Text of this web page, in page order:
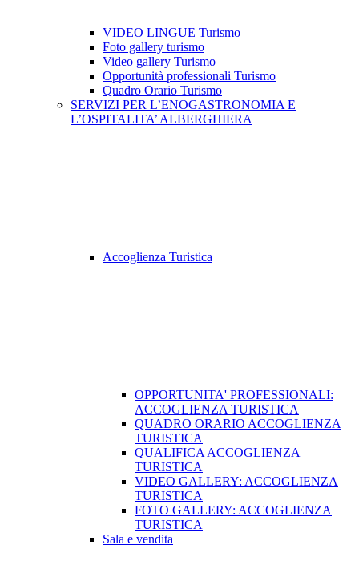
VIDEO LINGUE Turismo
Foto gallery turismo
Video gallery Turismo
Opportunità professionali Turismo
Quadro Orario Turismo
SERVIZI PER L’ENOGASTRONOMIA E
L’OSPITALITA’ ALBERGHIERA
Accoglienza Turistica
OPPORTUNITA' PROFESSIONALI:
ACCOGLIENZA TURISTICA
QUADRO ORARIO ACCOGLIENZA
TURISTICA
QUALIFICA ACCOGLIENZA
TURISTICA
VIDEO GALLERY: ACCOGLIENZA
TURISTICA
FOTO GALLERY: ACCOGLIENZA
TURISTICA
Sala e vendita